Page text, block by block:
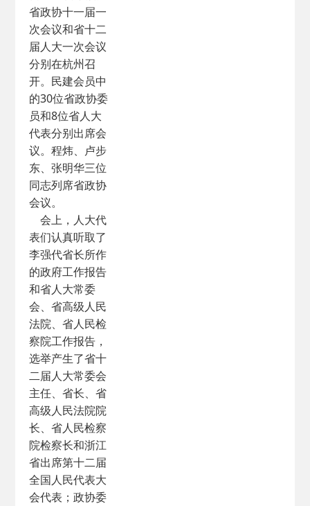
省政协十一届一
次会议和省十二
届人大一次会议
分别在杭州召
开。民建会员中
的30位省政协委
员和8位省人大
代表分别出席会
议。程炜、卢步
东、张明华三位
同志列席省政协
会议。
会上，人大代
表们认真听取了
李强代省长所作
的政府工作报告
和省人大常委
会、省高级人民
法院、省人民检
察院工作报告，
选举产生了省十
二届人大常委会
主任、省长、省
高级人民法院院
长、省人民检察
院检察长和浙江
省出席第十二届
全国人民代表大
会代表；政协委